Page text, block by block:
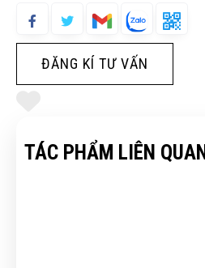
ĐĂNG KÍ TƯ VẤN
TÁC PHẨM LIÊN QUAN